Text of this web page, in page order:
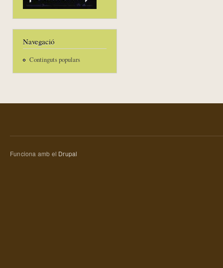
Navegació
Continguts populars
Funciona amb el Drupal